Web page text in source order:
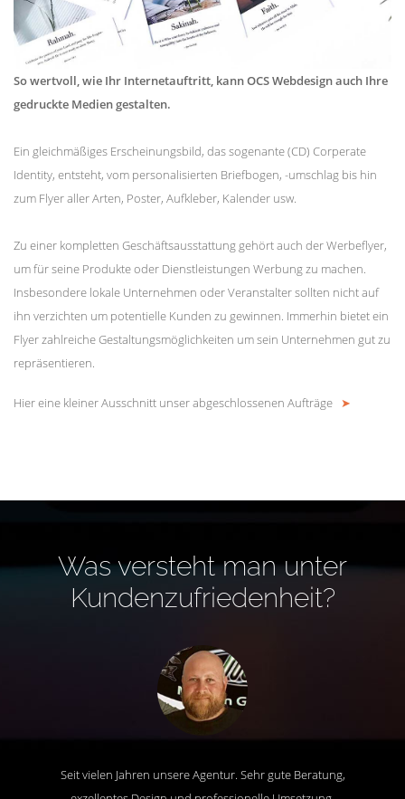
So wertvoll, wie Ihr Internetauftritt, kann OCS Webdesign auch Ihre
gedruckte Medien gestalten.
Ein gleichmäßiges Erscheinungsbild, das sogenante (CD) Corperate
Identity, entsteht, vom personalisierten Briefbogen, -umschlag bis hin
zum Flyer aller Arten, Poster, Aufkleber, Kalender usw.
Zu einer kompletten Geschäftsausstattung gehört auch der Werbeflyer,
um für seine Produkte oder Dienstleistungen Werbung zu machen.
Insbesondere lokale Unternehmen oder Veranstalter sollten nicht auf
ihn verzichten um potentielle Kunden zu gewinnen. Immerhin bietet ein
Flyer zahlreiche Gestaltungsmöglichkeiten um sein Unternehmen gut zu
repräsentieren.
Hier eine kleiner Ausschnitt unser abgeschlossenen Aufträge ➤
Was versteht man unter
Kundenzufriedenheit?
Seit vielen Jahren unsere Agentur. Sehr gute Beratung,